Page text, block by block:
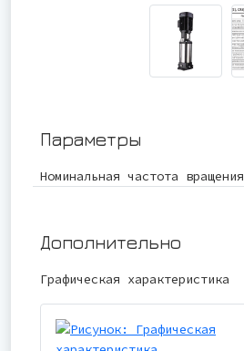
Параметры
Номинальная частота вращения
Дополнительно
Графическая характеристика